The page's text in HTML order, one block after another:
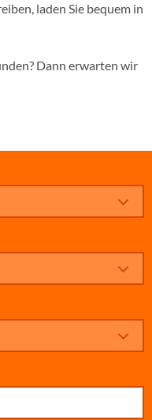
laden Sie bequem in
Dann erwarten wir